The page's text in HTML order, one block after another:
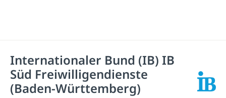
Internationaler Bund (IB) IB
Süd Freiwilligendienste
(Baden-Württemberg)